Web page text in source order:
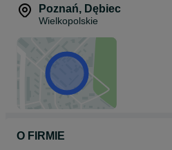
Poznań, Dębiec
Wielkopolskie
O FIRMIE